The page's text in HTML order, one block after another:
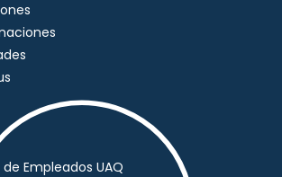
Empleados UAQ